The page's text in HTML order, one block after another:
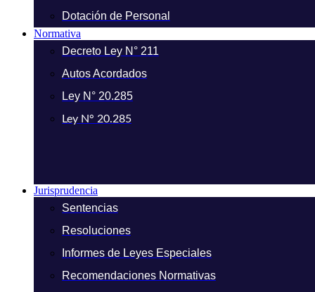
Dotación de Personal
Normativa
Decreto Ley N° 211
Autos Acordados
Ley N° 20.285
Ley N° 20.285
Jurisprudencia
Sentencias
Resoluciones
Informes de Leyes Especiales
Recomendaciones Normativas